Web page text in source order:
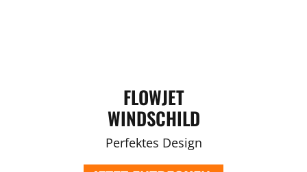
FLOWJET
WINDSCHILD
Perfektes Design